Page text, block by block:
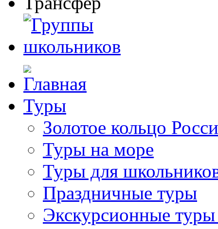
Туры
Золотое кольцо
Туры на море
Туры для
Праздничные туры
Экскурсионные